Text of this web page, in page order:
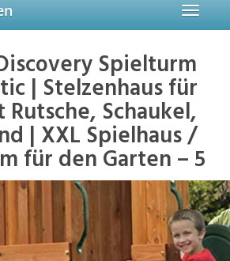
Toggle
Spielturm
| Stelzenhaus für
Schaukel,
| XXL Spielhaus /
für den Garten – 5